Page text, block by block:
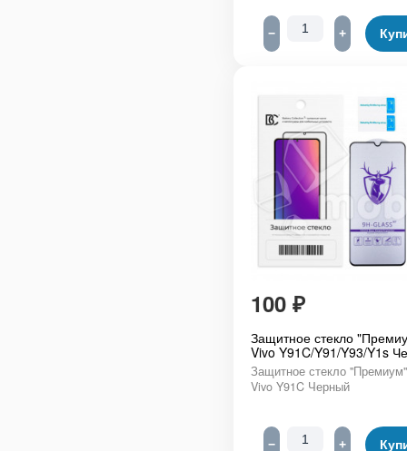
− +
100 ₽
Защитное стекло
Vivo Y91C/Y91/Y93/Y1s
Защитное стекло
Vivo Y91C Черный
− +